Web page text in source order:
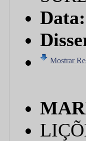
Data:
Mostrar